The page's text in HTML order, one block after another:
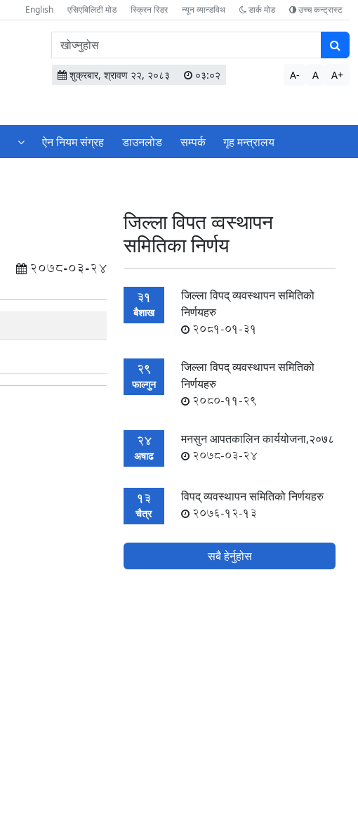
English एसिएबिलिटी मोड स्क्रिन रिडर न्यून व्यान्डविथ डार्क मोड उच्च कन्ट्रास्ट
वेबसाइटमा
सामग्री
खोज्नुहोस
शुक्रबार, श्रावण २२, २०८३ ०३:०२ A- A A+
ऐन नियम संग्रह डाउनलोड सम्पर्क गृह मन्त्रालय
2078-03-24
जिल्ला विपत व्वस्थापन
समितिका निर्णय
31
बैशाख
जिल्ला विपद् व्यवस्थापन समितिको
निर्णयहरु
2081-01-31
29
फाल्गुन
जिल्ला विपद् व्यवस्थापन समितिको
निर्णयहरु
2080-11-29
24
अषाढ
मनसुन आपतकालिन कार्ययोजना,२०७८
2078-03-24
13
चैत्र
विपद् व्यवस्थापन समितिको निर्णयहरु
2076-12-13
सबै हेर्नुहोस